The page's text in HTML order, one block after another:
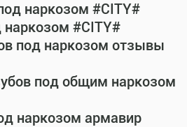
наркозом #CITY#
наркозом #CITY#
под наркозом отзывы
под общим наркозом
наркозом армавир